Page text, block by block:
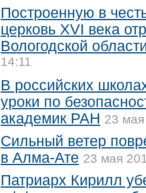
Построенную в
церковь XVI века
Вологодской
14:11
В российских
уроки по
академик РАН 23
Сильный ветер
в Алма-Ате 23 мая
Патриарх Кирилл